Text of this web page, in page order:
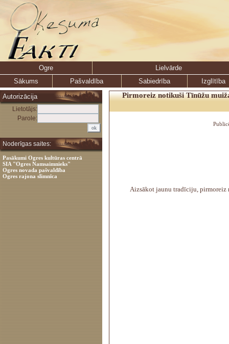
Ogre
Lielvārde
Sākums
Pašvaldība Sabiedrība
Izglītība
Autorizācija
Lietotājs:
Parole:
Noderīgas saites:
Pasākumi Ogres kultūras centrā
SIA "Ogres Namsaimnieks"
Ogres novada pašvaldība
Ogres rajona slimnīca
Pirmoreiz notikuši Tīnūžu
Aizsākot jaunu tradīciju, pirmoreiz